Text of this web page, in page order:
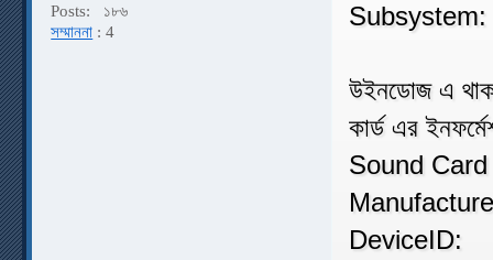
Posts:
১৮৬
সম্মাননা : 4
উইনডোজ এ
কার্ড এর
Sound
DeviceID: